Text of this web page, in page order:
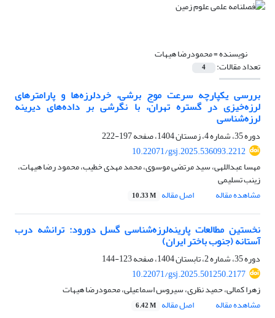
نویسنده =محمودرضا هیهات
تعداد مقالات: 4
بررسی یکپارچه سرعت موج برشی، خرد‌لرزه‌ها و پارامتر‌های
لرزه‌خیزی در گستره تهران، با نگرشی بر داده‌های دیرینه
لرزه‌شناسی
دوره 35، شماره 4، زمستان 1404، صفحه
197-222
10.22071/gsj.2025.536093.2212
مهسا عبداللهی، سید مرتضی موسوی، محمد مهدی خطیب، محمود رضا هیهات،
زینب تسلیمی
مشاهده مقاله
اصل مقاله 10.33 M
نخستین مطالعات پارینه‌لرزه‌شناسی گسل دورود: ترانشه درب
آستانه (جنوب باختر ایران)
دوره 35، شماره 2، تابستان 1404، صفحه
123-144
10.22071/gsj.2025.501250.2177
زهرا کمالی، حمید نظری، سیروس اسماعیلی، محمودرضا هیهات
مشاهده مقاله
اصل مقاله 6.42 M